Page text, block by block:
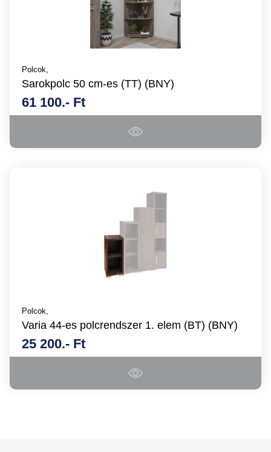
Polcok,
Sarokpolc 50 cm-es (TT) (BNY)
61 100.- Ft
Polcok,
Varia 44-es polcrendszer 1. elem (BT) (BNY)
25 200.- Ft